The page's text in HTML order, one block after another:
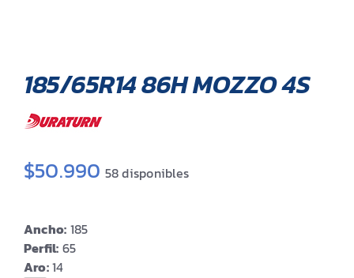
185/65R14 86H MOZZO 4S
$50.990 58 disponibles
Ancho: 185
Perfil: 65
Aro:14